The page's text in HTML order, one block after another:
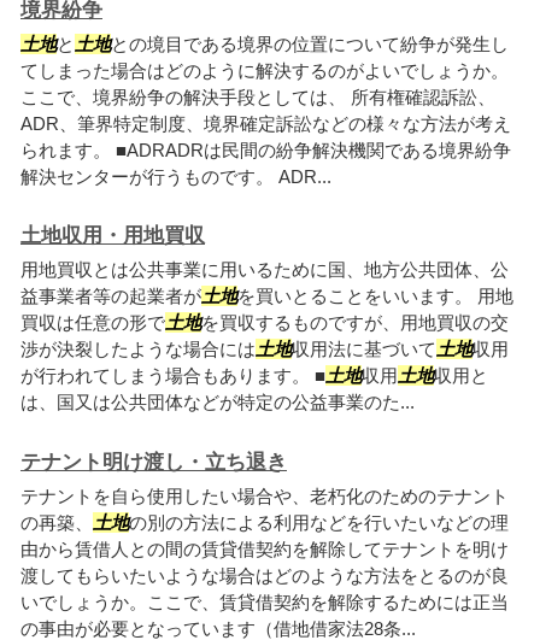
境界紛争
土地と 土地との境目である境界の位置について紛争が発生し
てしまった場合はどのように解決するのがよいでしょうか。
ここで、境界紛争の解決手段としては、 所有権確認訴訟、
ADR、筆界特定制度、境界確定訴訟などの様々な方法が考え
られます。 ■ADRADRは民間の紛争解決機関である境界紛争
解決センターが行うものです。 ADR...
土地収用・用地買収
用地買収とは公共事業に用いるために国、地方公共団体、公
益事業者等の起業者が土地を買いとることをいいます。 用地
買収は任意の形で土地を買収するものですが、用地買収の交
渉が決裂したような場合には 土地収用法に基づいて 土地収用
が行われてしまう場合もあります。 ■土地収用 土地収用と
は、国又は公共団体などが特定の公益事業のた...
テナント明け渡し・立ち退き
テナントを自ら使用したい場合や、老朽化のためのテナント
の再築、
土地の別の方法による利用などを行いたいなどの理
由から賃借人との間の賃貸借契約を解除してテナントを明け
渡してもらいたいような場合はどのような方法をとるのが良
いでしょうか。ここで、賃貸借契約を解除するためには正当
の事由が必要となっています（借地借家法28条...